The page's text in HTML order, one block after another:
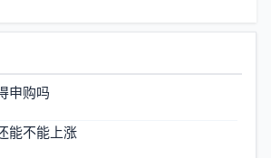
申购吗
能不能上涨